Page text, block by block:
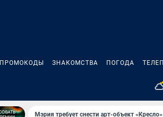
ПРОМОКОДЫ ЗНАКОМСТВА ПОГОДА
Мэрия требует снести арт-объект «Кресло»